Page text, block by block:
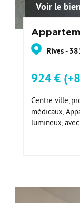
Voir le bien
Rives -
924 €
Centre ville,
médicaux,
lumineux,